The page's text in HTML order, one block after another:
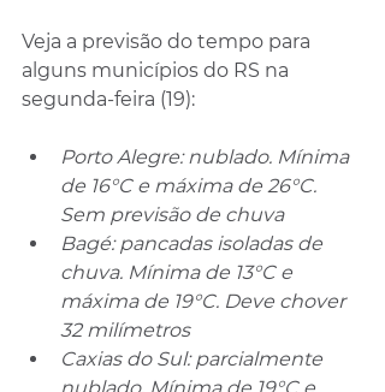
Veja a previsão do tempo para
alguns municípios do RS na
segunda-feira (19):
Porto Alegre: nublado. Mínima
de 16°C e máxima de 26°C.
Sem previsão de chuva
Bagé: pancadas isoladas de
chuva. Mínima de 13°C e
máxima de 19°C. Deve chover
32 milímetros
Caxias do Sul: parcialmente